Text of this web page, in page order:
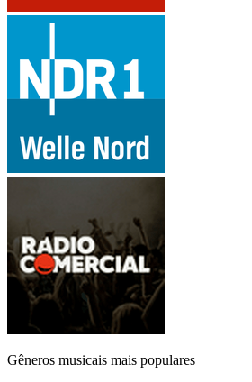
Gêneros musicais mais populares